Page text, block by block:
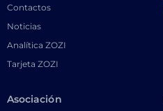
Contactos
Noticias
Analítica ZOZI
Tarjeta ZOZI
Asociación